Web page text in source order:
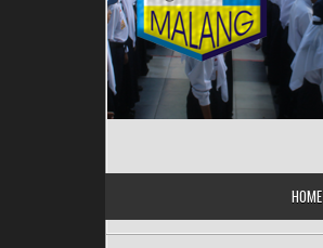
HOME